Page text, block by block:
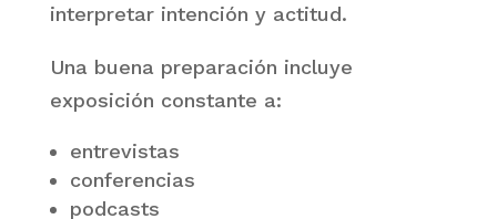
interpretar intención y actitud.
Una buena preparación incluye
exposición constante a:
entrevistas
conferencias
podcasts